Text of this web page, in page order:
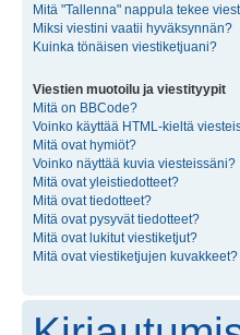
Mitä "Tallenna" nappula tekee
Miksi viestini vaatii hyväksynnän?
Kuinka tönäisen viestiketjuani?
Viestien muotoilu ja viestityypit
Mitä on BBCode?
Voinko käyttää HTML-kieltä
Mitä ovat hymiöt?
Voinko näyttää kuvia viesteissäni?
Mitä ovat yleistiedotteet?
Mitä ovat tiedotteet?
Mitä ovat pysyvät tiedotteet?
Mitä ovat lukitut viestiketjut?
Mitä ovat viestiketjujen kuvakkeet?